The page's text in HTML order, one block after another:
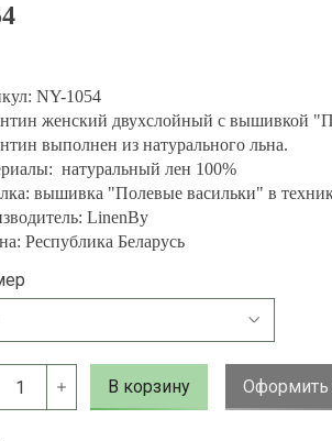
NY-1054
женский двухслойный с вышивкой
выполнен из натурального льна.
натуральный лен 100%
вышивка "Полевые васильки" в
LinenBy
Республика Беларусь
В корзину Оформить